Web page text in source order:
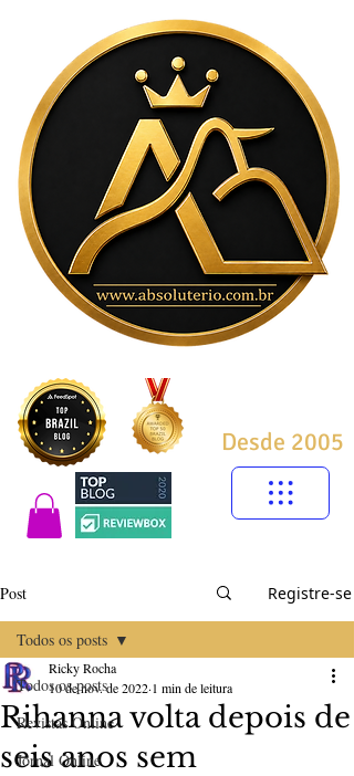
Desde 2005
Post Registre-se
Todos os posts
Revistas Online
Jornal Online
Todos os posts
Rihanna volta depois de
seis anos sem
Ricky Rocha
10 de nov. de 2022 1 min de leitura